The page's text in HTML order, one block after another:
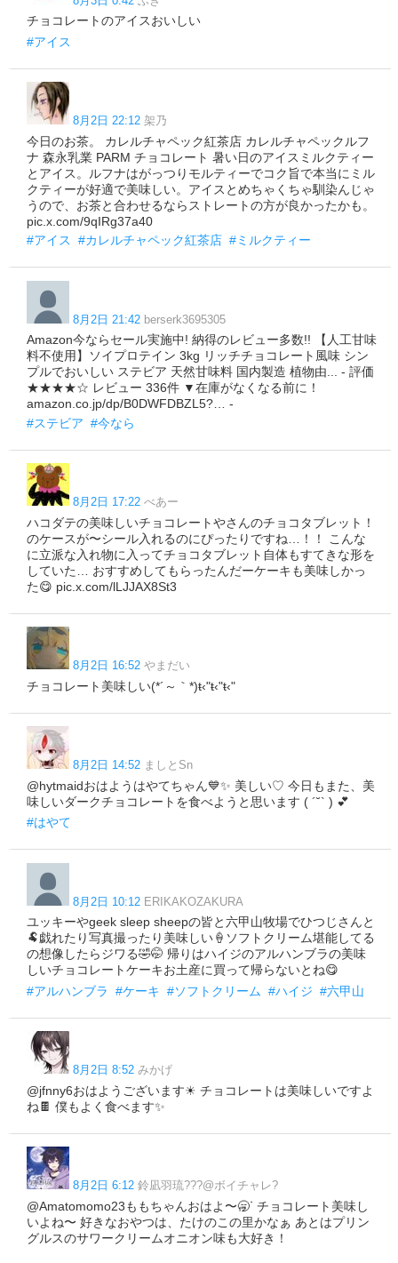
チョコレートのアイスおいしい
#アイス
8月2日 22:12 架乃
今日のお茶。 カレルチャペック紅茶店 カレルチャペックルフ
ナ 森永乳業 PARM チョコレート 暑い日のアイスミルクティー
とアイス。ルフナはがっつりモルティーでコク旨で本当にミル
クティーが好適で美味しい。アイスとめちゃくちゃ馴染んじゃ
うので、お茶と合わせるならストレートの方が良かったかも。
pic.x.com/9qIRg37a40
#アイス
#カレルチャペック紅茶店 #ミルクティー
8月2日 21:42 berserk3695305
Amazon今ならセール実施中! 納得のレビュー多数!! 【人工甘味
料不使用】ソイプロテイン 3kg リッチチョコレート風味 シン
プルでおいしい ステビア 天然甘味料 国内製造 植物由... - 評価
★★★★☆ レビュー 336件 ▼在庫がなくなる前に！
amazon.co.jp/dp/B0DWFDBZL5?… -
#ステビア #今なら
8月2日 17:22 べあー
ハコダテの美味しいチョコレートやさんのチョコタブレット！
のケースが〜シール入れるのにぴったりですね…！！ こんな
に立派な入れ物に入ってチョコタブレット自体もすてきな形を
していた… おすすめしてもらったんだーケーキも美味しかっ
た😋 pic.x.com/lLJJAX8St3
8月2日 16:52 やまだい
チョコレート美味しい(*´～｀*)ŧ‹"ŧ‹"ŧ‹"
8月2日 14:52 ましとSn
@hytmaidおはようはやてちゃん💙✨️ 美しい♡ 今日もまた、美
味しいダークチョコレートを食べようと思います ( ´˘` ) 💕
#はやて
8月2日 10:12 ERIKAKOZAKURA
ユッキーやgeek sleep sheepの皆と六甲山牧場でひつじさんと
🐏戯れたり写真撮ったり美味しい🍦ソフトクリーム堪能してる
の想像したらジワる🤣🤭 帰りはハイジのアルハンブラの美味
しいチョコレートケーキお土産に買って帰らないとね😋
#アルハンブラ
#ケーキ #ソフトクリーム #ハイジ #六甲山
8月2日 8:52 みかげ
@jfnny6おはようございます☀ チョコレートは美味しいですよ
ね🍫 僕もよく食べます✨
8月2日 6:12 鈴凪羽琉???@ボイチャレ?
@Amatomomo23ももちゃんおはよ〜🥱ᐝ チョコレート美味し
いよね〜 好きなおやつは、たけのこの里かなぁ あとはプリン
グルスのサワークリームオニオン味も大好き！